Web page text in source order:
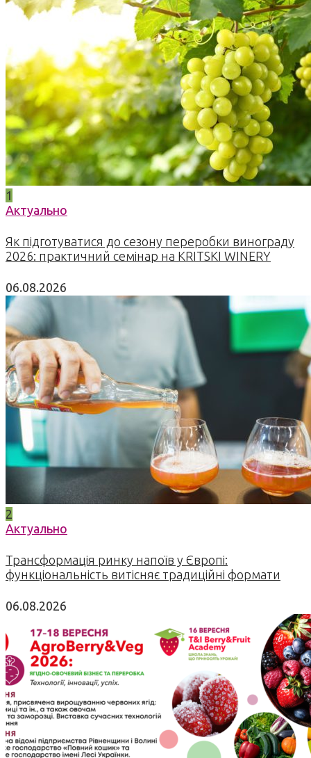
1
Актуально
Як підготуватися до сезону переробки винограду
2026: практичний семінар на KRITSKI WINERY
06.08.2026
2
Актуально
Трансформація ринку напоїв у Європі:
функціональність витісняє традиційні формати
06.08.2026